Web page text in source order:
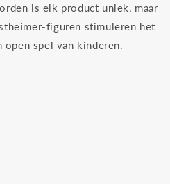
is elk product uniek, maar
figuren stimuleren het
spel van kinderen.